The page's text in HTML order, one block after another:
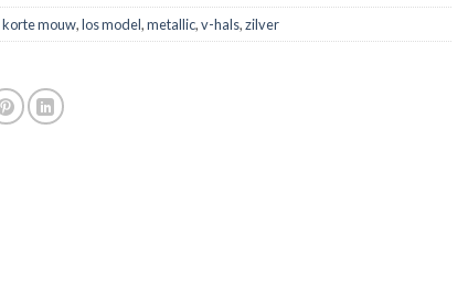
korte mouw,los model,metallic,v-hals,zilver